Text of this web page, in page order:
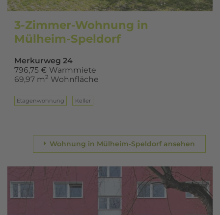
3-Zimmer-Wohnung in
Mülheim-Speldorf
Merkurweg 24
796,75 € Warmmiete
69,97 m2 Wohnfläche
Eta­gen­woh­nung Keller
Wohnung in Mülheim-Speldorf ansehen